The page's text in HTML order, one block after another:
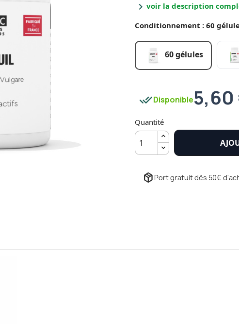
chevron_right voir la description
Conditionnement : 60
60 gélules
done_allDisponible5,60
Quantité
package_2 Port gratuit dès 50€